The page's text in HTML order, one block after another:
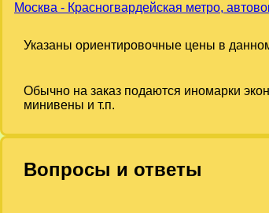
Москва - Красногвардейская метро,
Указаны ориентировочные цены в
Обычно на заказ подаются иномарки
минивены и т.п.
Вопросы и ответы